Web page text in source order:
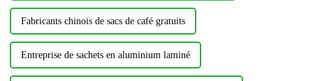
Fabricants chinois de sacs de café gratuits
Entreprise de sachets en aluminium laminé